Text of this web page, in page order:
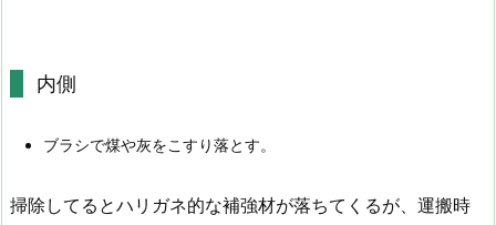
内側
ブラシで煤や灰をこすり落とす。
掃除してるとハリガネ的な補強材が落ちてくるが、運搬時